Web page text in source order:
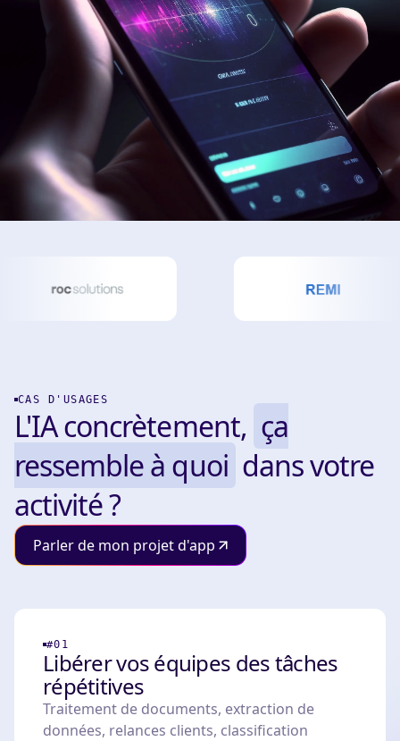
CAS D'USAGES
L'IA concrètement, ça
ressemble à quoi dans votre
activité ?
Parler de mon projet d'app
#01
Libérer vos équipes des tâches
répétitives
Traitement de documents, extraction de
données, relances clients, classification